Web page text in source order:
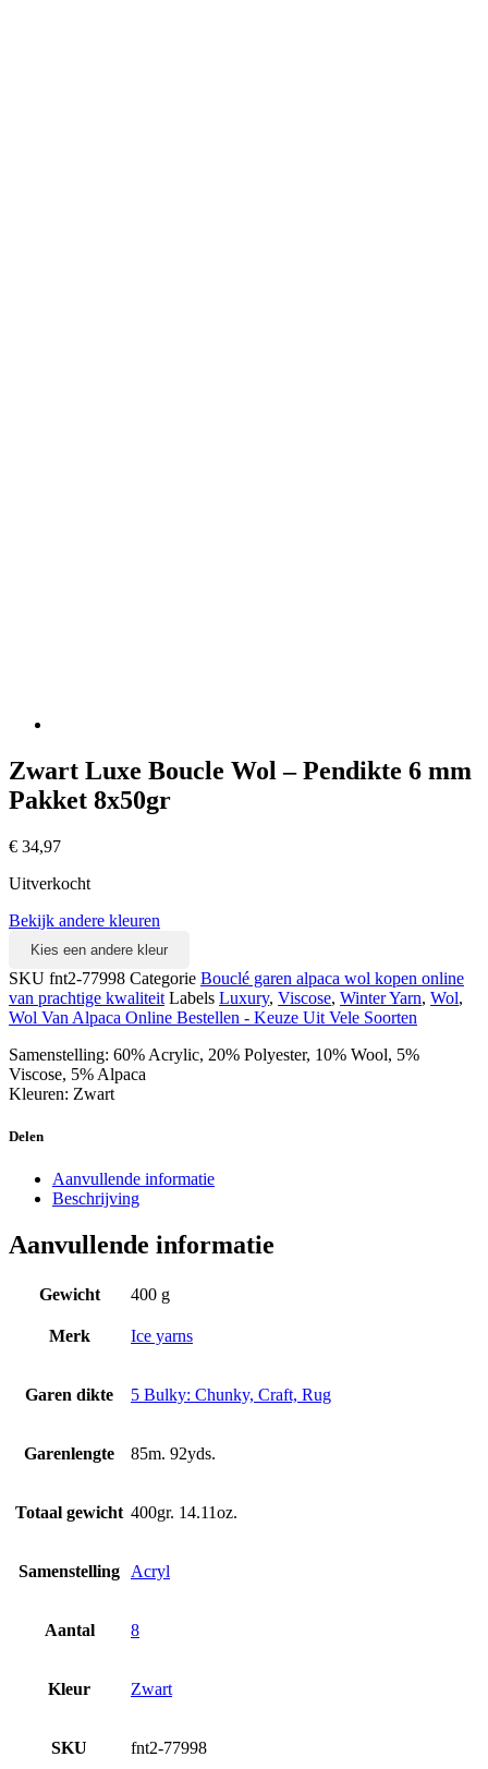
Zwart Luxe Boucle Wol – Pendikte 6 mm
Pakket 8x50gr
€ 34,97
Uitverkocht
Bekijk andere kleuren
Kies een andere kleur
SKU fnt2-77998 Categorie Bouclé garen alpaca wol kopen online
van prachtige kwaliteit Labels Luxury, Viscose, Winter Yarn, Wol,
Wol Van Alpaca Online Bestellen - Keuze Uit Vele Soorten
Samenstelling: 60% Acrylic, 20% Polyester, 10% Wool, 5%
Viscose, 5% Alpaca
Kleuren: Zwart
Delen
Aanvullende informatie
Beschrijving
Aanvullende informatie
Gewicht 400 g
Merk Ice yarns
Garen dikte 5 Bulky: Chunky, Craft, Rug
Garenlengte 85m. 92yds.
Totaal gewicht 400gr. 14.11oz.
Samenstelling Acryl
Aantal 8
Kleur Zwart
SKU fnt2-77998